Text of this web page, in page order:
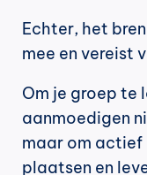
Echter, het
mee en vereist
Om je groep te
aanmoedigen
maar om actief
plaatsen en